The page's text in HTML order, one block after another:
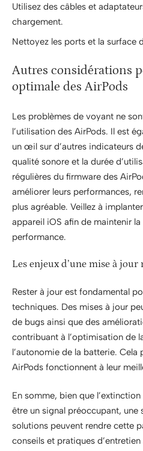
Utilisez des câbles et
chargement.
Nettoyez les ports et la surface
Autres considérations
optimale des AirPods
Les problèmes de voyant ne
l’utilisation des AirPods. Il est
un œil sur d’autres indicateurs
qualité sonore et la durée
régulières du firmware des
améliorer leurs performances,
plus agréable. Veillez à
appareil iOS afin de maintenir
performance.
Les enjeux d’une mise à jour
Rester à jour est fondamental
techniques. Des mises à jour
de bugs ainsi que des
contribuant à l’optimisation de
l’autonomie de la batterie.
AirPods fonctionnent à leur
En somme, bien que l’extinction
être un signal préoccupant, une
solutions peuvent rendre cette
conseils et pratiques